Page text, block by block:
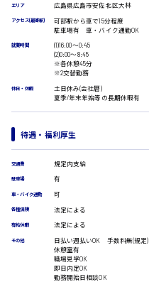
翻訳、通訳
IT・クリエイティブ系
DTPオペレーター
CADオペレーター
WEBデザイナー
校正・編集
システムエンジニア
プログラマー
経営企画
レジ
ラウンダー営業
広島市安佐北区
時給1500円以上
エリア 広島県広島市安佐北区大林
アクセス(最寄駅)
可部駅から車で15分程度
駐車場有 車・バイク通勤OK
就業時間
(1)16:00〜0:45
(2)0:00〜8:45
※各休憩45分
※2交替勤務
休日・休暇
土日休み(会社暦)
夏季/年末年始等の長期休暇有
待遇・福利厚生
交通費 規定内支給
駐車場 有
車・バイク通勤 可
各種保険 法定による
有給休暇 法定による
その他
日払い週払いOK 手数料無(規定)
休憩室有
職場見学OK
即日内定OK
勤務開始日相談OK